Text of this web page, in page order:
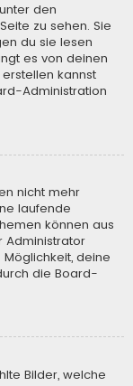
den
zu sehen. Sie
du sie lesen
es von deinen
kannst
Administration
nicht mehr
laufende
können aus
Administrator
deine
die Board-
Bilder, welche